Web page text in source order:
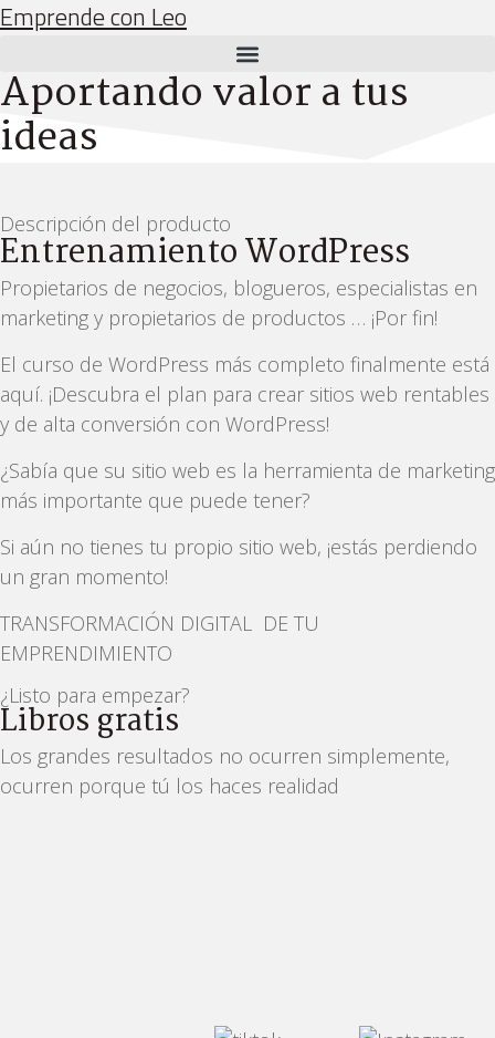
Emprende con Leo
Aportando valor a tus
ideas
Descripción del producto
Entrenamiento WordPress
Propietarios de negocios, blogueros, especialistas en
marketing y propietarios de productos … ¡Por fin!
El curso de WordPress más completo finalmente está
aquí. ¡Descubra el plan para crear sitios web rentables
y de alta conversión con WordPress!
¿Sabía que su sitio web es la herramienta de marketing
más importante que puede tener?
Si aún no tienes tu propio sitio web, ¡estás perdiendo
un gran momento!
TRANSFORMACIÓN DIGITAL DE TU
EMPRENDIMIENTO
¿Listo para empezar?
Libros gratis
Los grandes resultados no ocurren simplemente,
ocurren porque tú los haces realidad